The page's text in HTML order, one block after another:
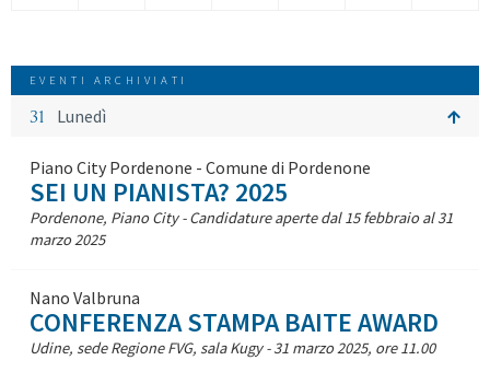
EVENTI ARCHIVIATI
31 Lunedì
Piano City Pordenone - Comune di Pordenone
SEI UN PIANISTA? 2025
Pordenone, Piano City - Candidature aperte dal 15 febbraio al 31
marzo 2025
Nano Valbruna
CONFERENZA STAMPA BAITE AWARD
Udine, sede Regione FVG, sala Kugy - 31 marzo 2025, ore 11.00